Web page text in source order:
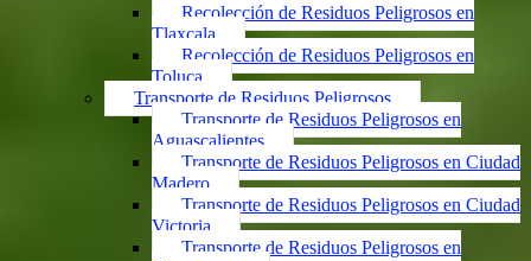
Recolección de Residuos Peligrosos en
Tlaxcala
Recolección de Residuos Peligrosos en
Toluca
Transporte de Residuos Peligrosos
Transporte de Residuos Peligrosos en
Aguascalientes
Transporte de Residuos Peligrosos en Ciudad
Madero
Transporte de Residuos Peligrosos en Ciudad
Victoria
Transporte de Residuos Peligrosos en